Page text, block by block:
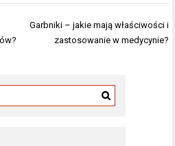
Garbniki – jakie mają właściwości i
zastosowanie w medycynie?